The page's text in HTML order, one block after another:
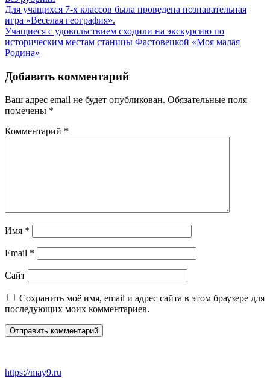
Навигация
по
записям
Для учащихся 7-х классов была проведена познавательная
игра «Веселая география».
Учащиеся с удовольствием сходили на экскурсию по
историческим местам станицы Фастовецкой «Моя малая
Родина»
Добавить комментарий
Ваш адрес email не будет опубликован. Обязательные поля
помечены *
Комментарий *
Имя *
Email *
Сайт
Сохранить моё имя, email и адрес сайта в этом браузере для
последующих моих комментариев.
https://may9.ru